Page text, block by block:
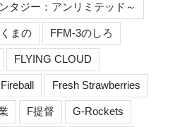
タジー：アンリミテッド～
まの FFM-3のしろ
FLYING CLOUD
Fresh Strawberries
F提督 G-Rockets